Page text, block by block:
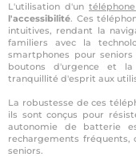
L'utilisation d'un
l'accessibilité. Ces
intuitives, rendant la
familiers avec la
smartphones pour
boutons d'urgence et
tranquillité d'esprit aux
La robustesse de ces
ils sont conçus pour
autonomie de batterie
rechargements fréquents,
seniors.